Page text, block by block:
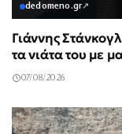
dedomeno.gr↗
Γιάννης
τα νιάτα του με
07/08/2026